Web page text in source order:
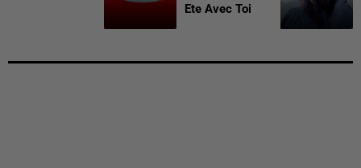
Ete Avec Toi